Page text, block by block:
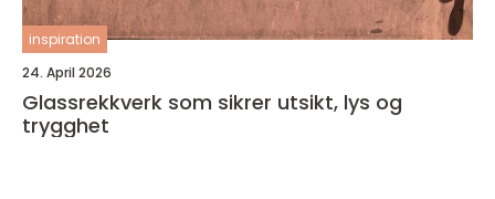
inspiration
24. April 2026
Glassrekkverk som sikrer utsikt, lys og
trygghet